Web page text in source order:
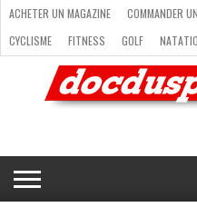
ACHETER
MAGAZINE
COMMANDER
UN
MAGAZINE
CYCLISME
FITNESS
GOLF
NATATION
RANDONNÉE
RUNNING
SKI
TRAIL
RUNNING
TRIATHLON
VOILE
NEWSLETTER
MAG’
EN
LIGNE
NOUS
CONTACTER
ACHETER UN MAGAZINE
COMMANDER
CYCLISME
FITNESS GOLF
RANDONNÉE
RUNNING SKI
TRAIL
TRIATHLON
VOILE NEWSLETTER